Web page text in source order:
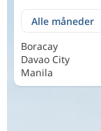
Boracay
Davao City
Manila